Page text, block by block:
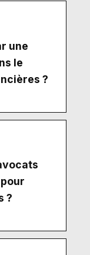
une
le
?
?